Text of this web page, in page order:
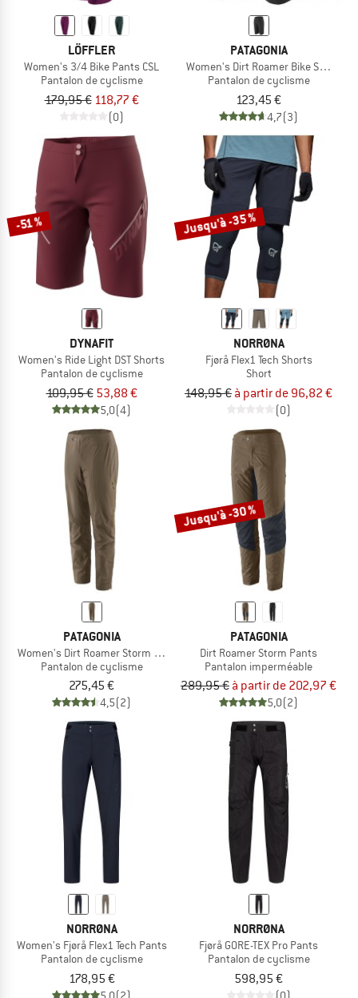
LÖFFLER
Women's 3/4 Bike Pants CSL
Pantalon de cyclisme
179,95 € 118,77 €
(0)
PATAGONIA
Women's Dirt Roamer Bike Shorts
Pantalon de cyclisme
123,45 €
4,7(3)
-51 %
DYNAFIT
Women's Ride Light DST Shorts
Pantalon de cyclisme
109,95 € 53,88 €
5,0(4)
Jusqu'à -35 %
NORRØNA
Fjørå Flex1 Tech Shorts
Short
148,95 € à partir de 96,82 €
(0)
PATAGONIA
Women's Dirt Roamer Storm Pants
Pantalon de cyclisme
275,45 €
4,5(2)
Jusqu'à -30 %
PATAGONIA
Dirt Roamer Storm Pants
Pantalon imperméable
289,95 € à partir de 202,97 €
5,0(2)
NORRØNA
Women's Fjørå Flex1 Tech Pants
Pantalon de cyclisme
178,95 €
NORRØNA
Fjørå GORE-TEX Pro Pants
Pantalon de cyclisme
598,95 €